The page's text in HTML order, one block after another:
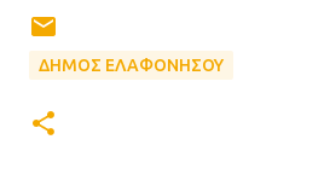
ΔΗΜΟΣ ΕΛΑΦΟΝΗΣΟΥ